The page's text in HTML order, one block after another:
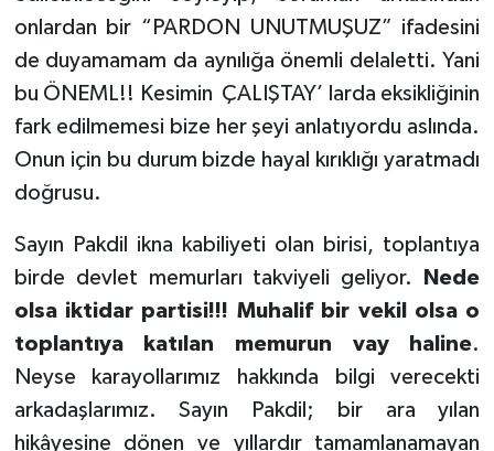
onlardan bir “PARDON UNUTMUŞUZ” ifadesini
de duyamamam da aynılığa önemli delaletti. Yani
bu ÖNEML!! Kesimin ÇALIŞTAY’ larda eksikliğinin
fark edilmemesi bize her şeyi anlatıyordu aslında.
Onun için bu durum bizde hayal kırıklığı yaratmadı
doğrusu.
Sayın Pakdil ikna kabiliyeti olan birisi, toplantıya
birde devlet memurları takviyeli geliyor.
Nede
olsa iktidar partisi!!! Muhalif bir vekil olsa o
toplantıya katılan memurun vay haline.
Neyse karayollarımız hakkında bilgi verecekti
arkadaşlarımız. Sayın Pakdil; bir ara yılan
hikâyesine dönen ve yıllardır tamamlanamayan